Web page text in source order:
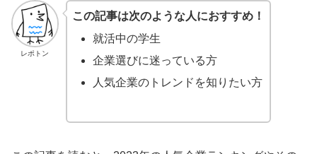
レポトン
この記事は次のような人におすすめ！
就活中の学生
企業選びに迷っている方
人気企業のトレンドを知りたい方